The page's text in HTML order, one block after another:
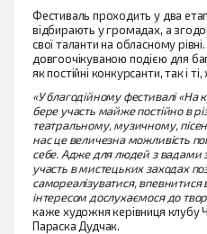
Фестиваль проходить у два
відбирають у громадах, а
свої таланти на обласному
довгоочікуваною подією для
як постійні конкурсанти, так і
«У благодійному фестивалі «На
бере участь майже постійно в
театральному, музичному,
нас це величезна можливість
себе. Адже для людей з
участь в мистецьких заходах
самореалізуватися,
інтересом дослухаємося до
каже художня керівниця клубу
Параска Дудчак.